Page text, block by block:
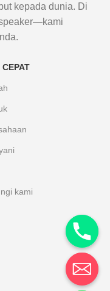
kepada dunia. Di
kami